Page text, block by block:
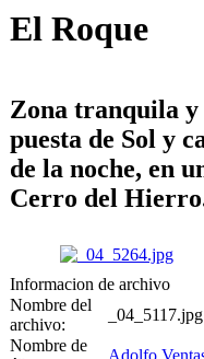
El Roque
Zona tranquila
puesta de Sol y
de la noche, en
Cerro del
Informacion de archivo
Nombre del
archivo:
_04_5117.jpg
Nombre de
Adolfo